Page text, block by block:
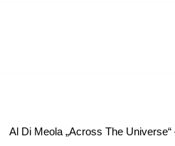
Al Di Meola „Across The